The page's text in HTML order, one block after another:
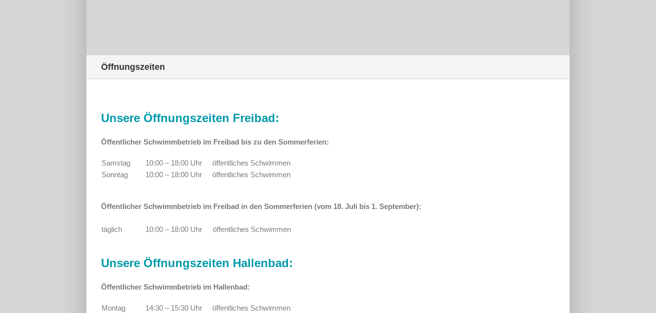
Öffnungszeiten
Unsere Öffnungszeiten Freibad:
Öffentlicher Schwimmbetrieb im Freibad bis zu den Sommerferien:
Samstag 10:00 – 18:00 Uhr
öffentliches Schwimmen
Sonntag
10:00 – 18:00 Uhr öffentliches Schwimmen
Öffentlicher Schwimmbetrieb im Freibad in den Sommerferien (vom 18. Juli bis 1. September):
täglich 10:00 – 18:00 Uhr öffentliches Schwimmen
Unsere Öffnungszeiten Hallenbad:
Öffentlicher Schwimmbetrieb im Hallenbad:
Montag 14:30 – 15:30 Uhr
öffentliches Schwimmen